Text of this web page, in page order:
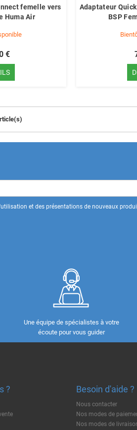
femelle vers
Huma Air
€
Adaptateur
BSP
et des présentations de nouveaux
Une équipe de spécialistes à votre
écoute pour vous guider
? Besoin d'aide ?
Nous contacter
Nos modes de
Nos modes de